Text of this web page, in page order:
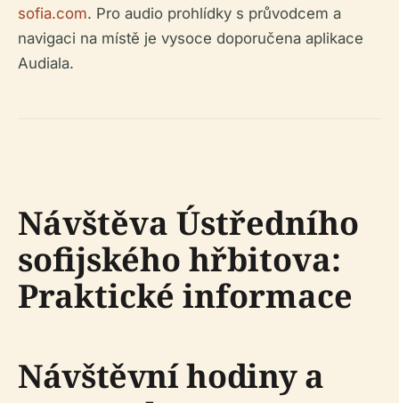
sofia.com. Pro audio prohlídky s průvodcem a
navigaci na místě je vysoce doporučena aplikace
Audiala.
Návštěva Ústředního
sofijského hřbitova:
Praktické informace
Návštěvní hodiny a